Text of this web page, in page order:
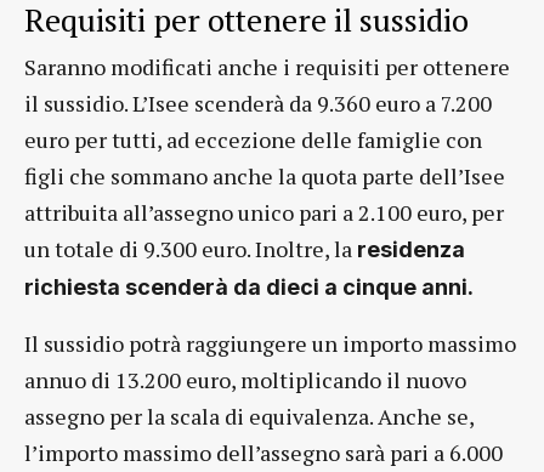
Requisiti per ottenere il sussidio
Saranno modificati anche i requisiti per ottenere
il sussidio. L’Isee scenderà da 9.360 euro a 7.200
euro per tutti, ad eccezione delle famiglie con
figli che sommano anche la quota parte dell’Isee
attribuita all’assegno unico pari a 2.100 euro, per
un totale di 9.300 euro. Inoltre, la residenza
richiesta scenderà da dieci a cinque anni.
Il sussidio potrà raggiungere un importo massimo
annuo di 13.200 euro, moltiplicando il nuovo
assegno per la scala di equivalenza. Anche se,
l’importo massimo dell’assegno sarà pari a 6.000